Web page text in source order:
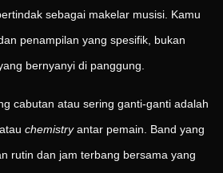
sebagai makelar musisi. Kamu
penampilan yang spesifik, bukan
bernyanyi di panggung.
cabutan atau sering ganti-ganti adalah
chemistryantar pemain. Band yang
rutin dan jam terbang bersama yang